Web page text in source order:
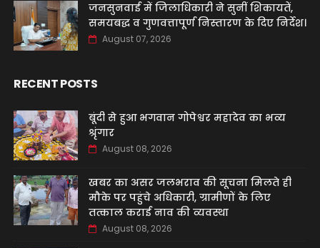
जनसुनवाई में जिलाधिकारी ने सुनीं शिकायतें,
समयबद्ध व गुणवत्तापूर्ण निस्तारण के दिए निर्देश।
August 07, 2026
RECENT POSTS
बूंदी से हुआ भगवान गोपेश्वर महादेव का भव्य
श्रृंगार
August 08, 2026
खबर का असर जलभराव की सूचना मिलते ही
मौके पर पहुंचे अधिकारी, ग्रामीणों के लिए
तत्काल कराई नाव की व्यवस्था
August 08, 2026